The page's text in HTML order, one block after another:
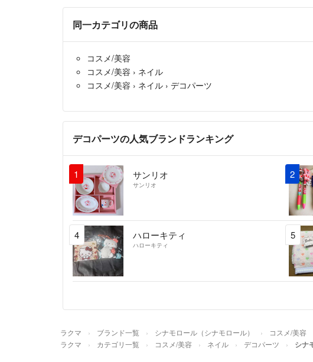
同一カテゴリの商品
コスメ/美容
コスメ/美容 › ネイル
コスメ/美容 › ネイル › デコパーツ
デコパーツの人気ブランドランキング
1 サンリオ
サンリオ
2
4 ハローキティ
ハローキティ
5
ラクマ ブランド一覧 シナモロール（シナモロール） コスメ/美容
ラクマ カテゴリ一覧 コスメ/美容 ネイル デコパーツ シナ